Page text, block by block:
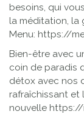
besoins, qui
la méditation, la
Menu: https://
Bien-être avec
coin de paradis
détox avec nos
rafraîchissant et
nouvelle https://